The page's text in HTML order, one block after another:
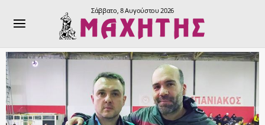
Σάββατο, 8 Αυγούστου 2026